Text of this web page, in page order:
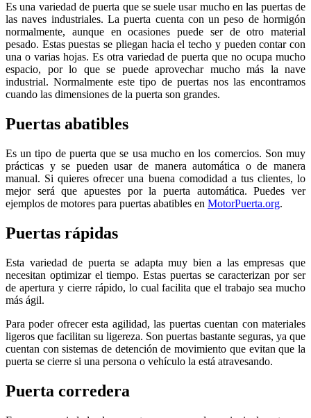
Es una variedad de puerta que se suele usar mucho en las puertas de
las naves industriales. La puerta cuenta con un peso de hormigón
normalmente, aunque en ocasiones puede ser de otro material
pesado. Estas puestas se pliegan hacia el techo y pueden contar con
una o varias hojas. Es otra variedad de puerta que no ocupa mucho
espacio, por lo que se puede aprovechar mucho más la nave
industrial. Normalmente este tipo de puertas nos las encontramos
cuando las dimensiones de la puerta son grandes.
Puertas abatibles
Es un tipo de puerta que se usa mucho en los comercios. Son muy
prácticas y se pueden usar de manera automática o de manera
manual. Si quieres ofrecer una buena comodidad a tus clientes, lo
mejor será que apuestes por la puerta automática. Puedes ver
ejemplos de motores para puertas abatibles en MotorPuerta.org.
Puertas rápidas
Esta variedad de puerta se adapta muy bien a las empresas que
necesitan optimizar el tiempo. Estas puertas se caracterizan por ser
de apertura y cierre rápido, lo cual facilita que el trabajo sea mucho
más ágil.
Para poder ofrecer esta agilidad, las puertas cuentan con materiales
ligeros que facilitan su ligereza. Son puertas bastante seguras, ya que
cuentan con sistemas de detención de movimiento que evitan que la
puerta se cierre si una persona o vehículo la está atravesando.
Puerta corredera